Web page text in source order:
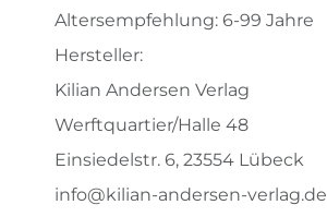
Altersempfehlung: 6-99 Jahre
Hersteller:
Kilian Andersen Verlag
Werftquartier/Halle 48
Einsiedelstr. 6, 23554 Lübeck
info@kilian-andersen-verlag.de